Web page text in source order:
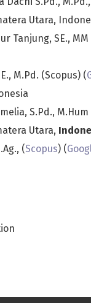
Utara,
Tanjung, SE., MM
M.Pd. (Scopus) (
S.Pd.,
Utara,
(Scopus) (